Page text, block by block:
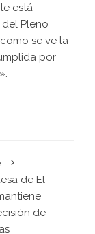
está
Pleno
se ve la
por
de El
de